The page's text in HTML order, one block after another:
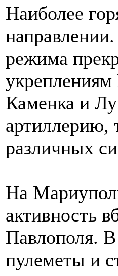
Наиболее
режима
Каменка и
артиллерию,
различных
На
активность
Павлополя.
пулеметы и